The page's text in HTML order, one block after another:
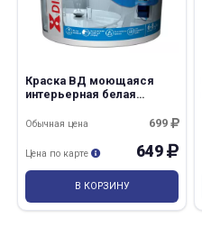
Краска ВД моющаяся
интерьерная белая
Ореол
699
Обычная цена
649
Цена по карте
В КОРЗИНУ